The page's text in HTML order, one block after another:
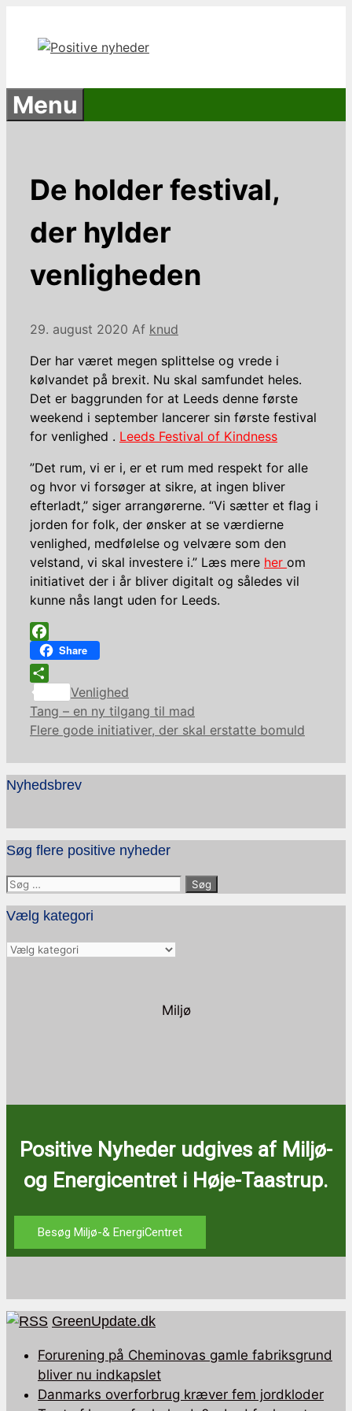
indhold
Menu
De holder festival,
der hylder
venligheden
29. august 2020 Af knud
Der har været megen splittelse og vrede i
kølvandet på brexit. Nu skal samfundet heles.
Det er baggrunden for at Leeds denne første
weekend i september lancerer sin første festival
for venlighed . Leeds Festival of Kindness
”Det rum, vi er i, er et rum med respekt for alle
og hvor vi forsøger at sikre, at ingen bliver
efterladt,” siger arrangørerne. “Vi sætter et flag i
jorden for folk, der ønsker at se værdierne
venlighed, medfølelse og velvære som den
velstand, vi skal investere i.” Læs mere her om
initiativet der i år bliver digitalt og således vil
kunne nås langt uden for Leeds.
Facebook
Share
Share
Kategorier
Venlighed
Tang – en ny tilgang til mad
Flere gode initiativer, der skal erstatte bomuld
Nyhedsbrev
Søg flere positive nyheder
Søg
efter:
Vælg kategori
Vælg
Miljø
Positive Nyheder udgives af Miljø-
og Energicentret i Høje-Taastrup.
Besøg Miljø-& EnergiCentret
GreenUpdate.dk
Forurening på Cheminovas gamle fabriksgrund
bliver nu indkapslet
Danmarks overforbrug kræver fem jordkloder